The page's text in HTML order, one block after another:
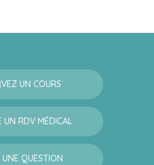
UN COURS
UN RDV MÉDICAL
UNE QUESTION